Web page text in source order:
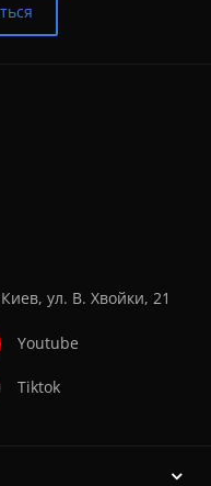
ул. В. Хвойки, 21
Youtube
Tiktok